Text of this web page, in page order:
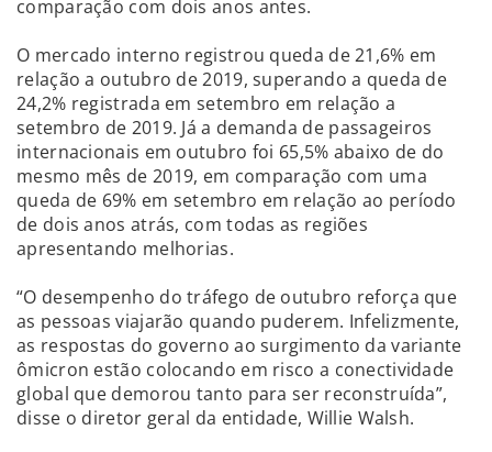
comparação com dois anos antes.
O mercado interno registrou queda de 21,6% em
relação a outubro de 2019, superando a queda de
24,2% registrada em setembro em relação a
setembro de 2019. Já a demanda de passageiros
internacionais em outubro foi 65,5% abaixo de do
mesmo mês de 2019, em comparação com uma
queda de 69% em setembro em relação ao período
de dois anos atrás, com todas as regiões
apresentando melhorias.
“O desempenho do tráfego de outubro reforça que
as pessoas viajarão quando puderem. Infelizmente,
as respostas do governo ao surgimento da variante
ômicron estão colocando em risco a conectividade
global que demorou tanto para ser reconstruída”,
disse o diretor geral da entidade, Willie Walsh.